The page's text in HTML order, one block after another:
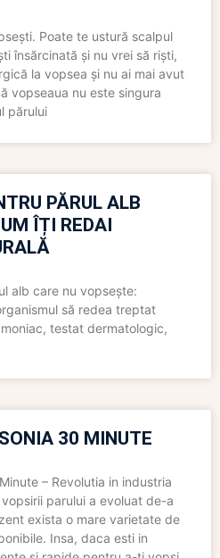
Poate te ustură scalpul
însărcinată și nu vrei să riști,
la vopsea și nu ai mai avut
vopseaua nu este singura
părului
PĂRUL ALB
ÎȚI REDAI
alb care nu vopsește:
să redea treptat
testat dermatologic,
30 MINUTE
– Revolutia in industria
parului a evoluat de-a
exista o mare varietate de
Insa, daca esti in